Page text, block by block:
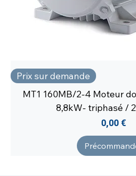
Prix sur demande
MT1 160MB/2-4 Moteur
8,8kW- triphasé /
Prix
0,00 €